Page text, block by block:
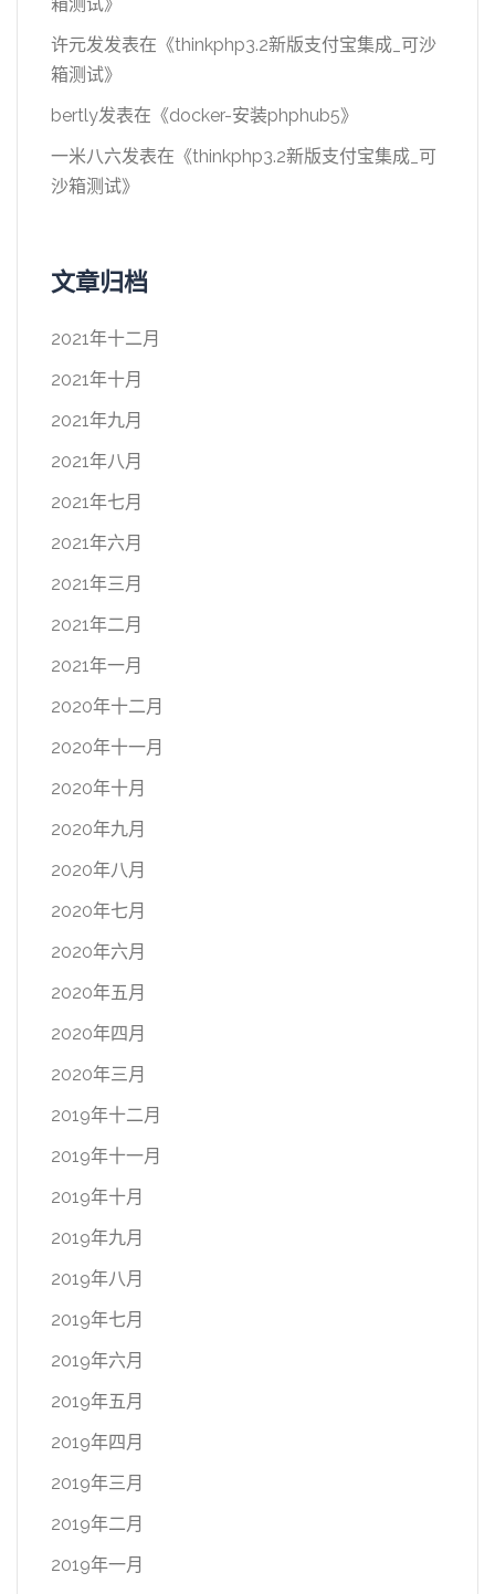
许元发发表在《thinkphp3.2新版支付宝集成_可沙
箱测试》
bertly发表在《docker-安装phphub5》
一米八六发表在《thinkphp3.2新版支付宝集成_可
沙箱测试》
文章归档
2021年十二月
2021年十月
2021年九月
2021年八月
2021年七月
2021年六月
2021年三月
2021年二月
2021年一月
2020年十二月
2020年十一月
2020年十月
2020年九月
2020年八月
2020年七月
2020年六月
2020年五月
2020年四月
2020年三月
2019年十二月
2019年十一月
2019年十月
2019年九月
2019年八月
2019年七月
2019年六月
2019年五月
2019年四月
2019年三月
2019年二月
2019年一月